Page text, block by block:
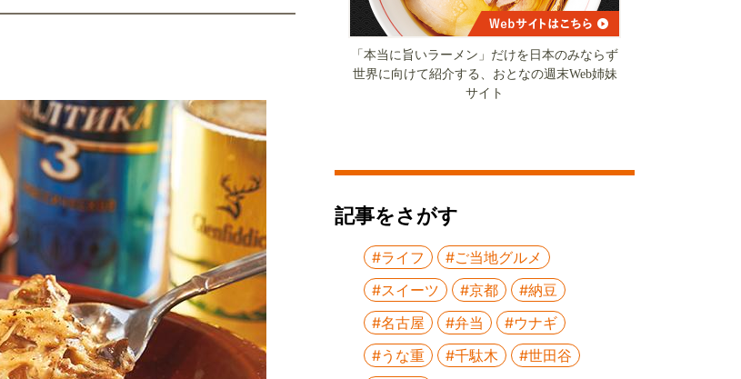
「本当に旨いラーメン」だけを日本のみならず
世界に向けて紹介する、おとなの週末Web姉妹
サイト
記事をさがす
#ライフ
#ご当地グルメ
#スイーツ
#京都
#納豆
#名古屋
#弁当
#ウナギ
#うな重
#千駄木
#世田谷